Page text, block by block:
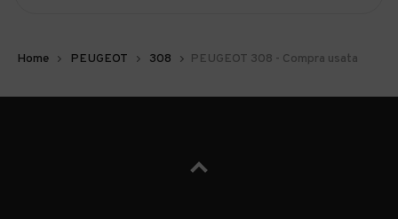
Home PEUGEOT 308 PEUGEOT 308 - Compra usata